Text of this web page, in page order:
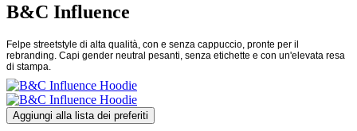
B&C Influence
Felpe streetstyle di alta qualità, con e senza cappuccio, pronte per il
rebranding. Capi gender neutral pesanti, senza etichette e con un'elevata resa
di stampa.
Aggiungi alla lista dei preferiti